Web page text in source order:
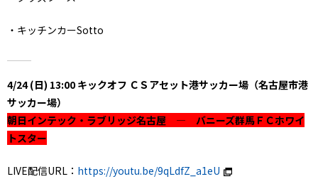
・キッチンカーSotto
4/24 (日) 13:00 キックオフ ＣＳアセット港サッカー場（名古屋市港
サッカー場）
朝日インテック・ラブリッジ名古屋 ― バニーズ群馬ＦＣホワイ
トスター
LIVE配信URL： https://youtu.be/9qLdfZ_a1eU